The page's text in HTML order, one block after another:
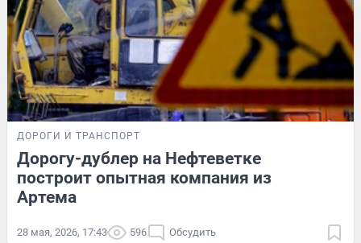
ДОРОГИ И ТРАНСПОРТ
Дорогу-дублер на Нефтеветке
построит опытная компания из
Артема
28 мая, 2026, 17:43 596 Обсудить